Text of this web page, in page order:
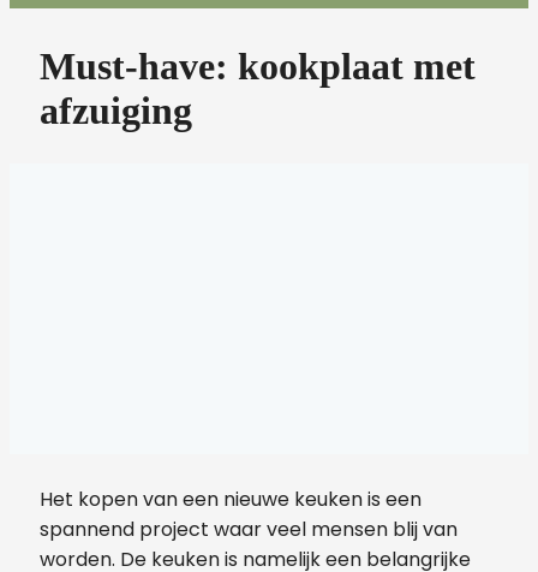
Must-have: kookplaat met
afzuiging
Het kopen van een nieuwe keuken is een
spannend project waar veel mensen blij van
worden. De keuken is namelijk een belangrijke